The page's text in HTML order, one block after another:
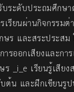
ระดับประถมศึกษ
เรียนผ่านกิจกรร
ร และสระประส
ออกเสียงและกา
_i_e เรียนรู้เสี
ต้น และฝึกเขียนรูป